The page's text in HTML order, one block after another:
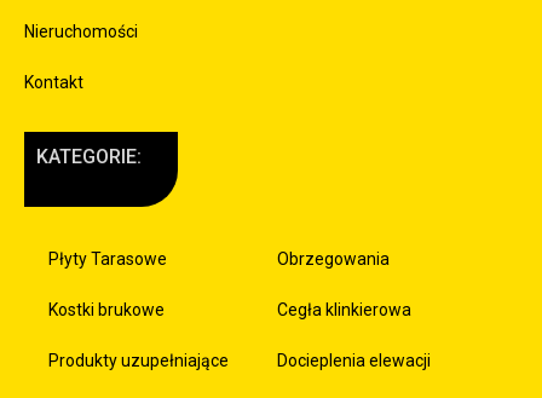
Nieruchomości
Kontakt
KATEGORIE:
Płyty Tarasowe
Kostki brukowe
Produkty uzupełniające
Obrzegowania
Cegła klinkierowa
Docieplenia elewacji